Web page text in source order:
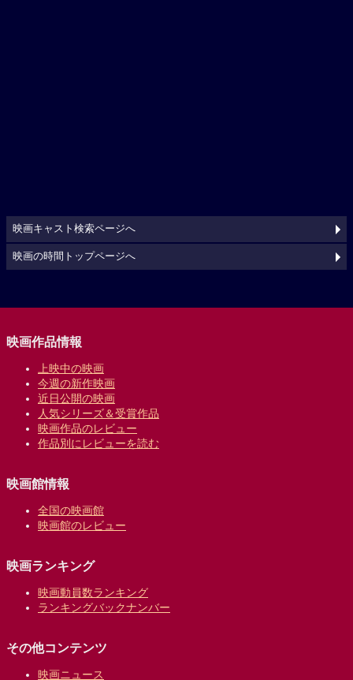
映画キャスト検索ページへ
映画の時間トップページへ
映画作品情報
上映中の映画
今週の新作映画
近日公開の映画
人気シリーズ＆受賞作品
映画作品のレビュー
作品別にレビューを読む
映画館情報
全国の映画館
映画館のレビュー
映画ランキング
映画動員数ランキング
ランキングバックナンバー
その他コンテンツ
映画ニュース